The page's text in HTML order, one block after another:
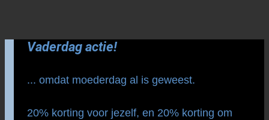
Vaderdag actie!
... omdat moederdag al is geweest.
20% korting voor jezelf, en 20% korting om